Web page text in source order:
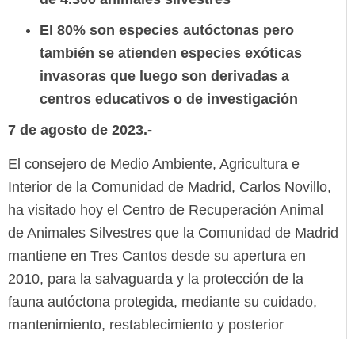
El 80% son especies autóctonas pero
también se atienden especies exóticas
invasoras que luego son derivadas a
centros educativos o de investigación
7 de agosto de 2023.-
El consejero de Medio Ambiente, Agricultura e
Interior de la Comunidad de Madrid, Carlos Novillo,
ha visitado hoy el Centro de Recuperación Animal
de Animales Silvestres que la Comunidad de Madrid
mantiene en Tres Cantos desde su apertura en
2010, para la salvaguarda y la protección de la
fauna autóctona protegida, mediante su cuidado,
mantenimiento, restablecimiento y posterior